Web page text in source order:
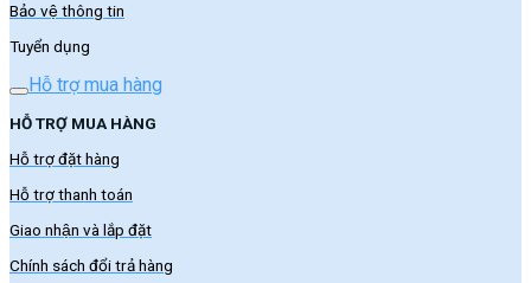
Bảo vệ thông tin
Tuyển dụng
Hỗ trợ mua hàng
HỖ TRỢ MUA HÀNG
Hỗ trợ đặt hàng
Hỗ trợ thanh toán
Giao nhận và lắp đặt
Chính sách đổi trả hàng